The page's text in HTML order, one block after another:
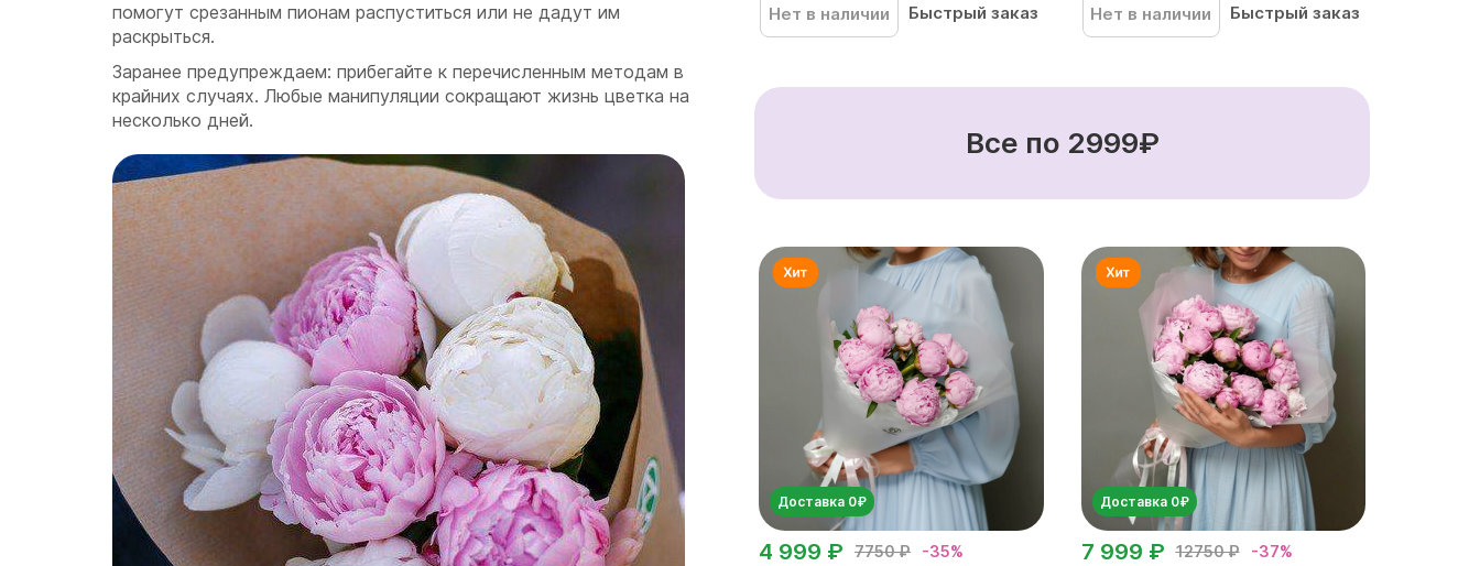
помогут срезанным пионам распуститься или не дадут им
раскрыться.
Заранее предупреждаем: прибегайте к перечисленным методам в
крайних случаях. Любые манипуляции сокращают жизнь цветка на
несколько дней.
Нет в наличии
Быстрый заказ
Нет в наличии
Быстрый заказ
Все по 2999₽
Доставка 0₽
7750 ₽ -35%
4 999 ₽
Доставка 0₽
12750 ₽ -37%
7 999 ₽